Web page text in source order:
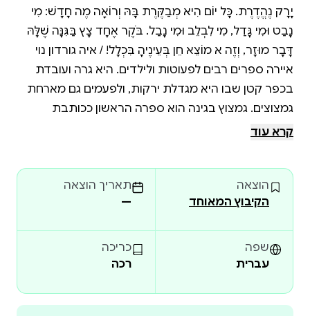
יָרָק נֶהֱדֶרֶת. כָּל יוֹם הִיא מְבַקֶּרֶת בָּהּ וְרוֹאָה מֶה חָדָשׁ: מִי
נָבַט וּמִי גָּדַל, מִי לִבְלֵב וּמִי נָבַל. בֹּקֶר אֶחָד צָץ בַּגִּנָּה שֶׁלָּהּ
דָּבָר מוּזָר, וְזֶה לֹא מוֹצֵא חֵן בְּעֵינֶיהָ בִּכְלָל! / איה גורדון נוי
איירה ספרים רבים לפעוטות ולילדים. היא גרה ועובדת
בכפר קטן שבו היא מגדלת ירקות, ולפעמים גם מארחת
גמצוצים. גמצוץ בגינה הוא ספרה הראשון ככותבת
ומאיירת.
קרא עוד
הוצאה
הקיבוץ המאוחד
תאריך הוצאה
—
שפה
עברית
כריכה
רכה